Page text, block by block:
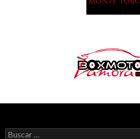
B